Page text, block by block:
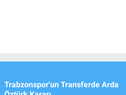
Trabzonspor'un Transferde Arda